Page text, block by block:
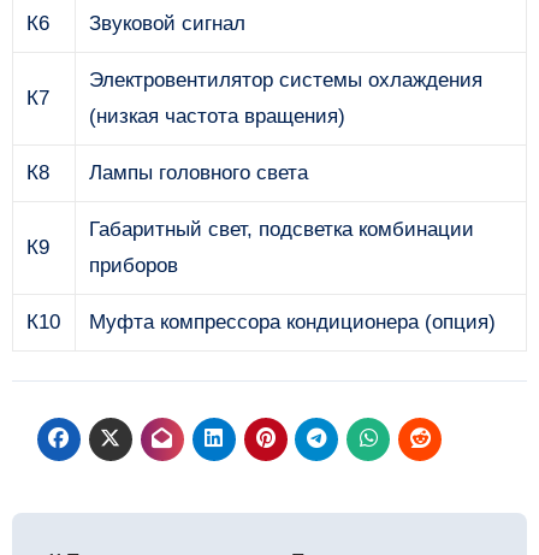
К6 Звуковой сигнал
К7
Электровентилятор системы охлаждения
(низкая частота вращения)
К8 Лампы головного света
К9
Габаритный свет, подсветка комбинации
приборов
К10 Муфта компрессора кондиционера (опция)